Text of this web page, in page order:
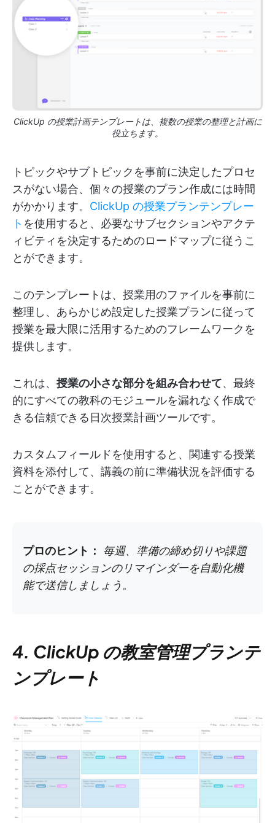
ClickUp の授業計画テンプレートは、複数の授業の整理と計画に
役立ちます。
トピックやサブトピックを事前に決定したプロセ
スがない場合、個々の授業のプラン作成には時間
がかかります。 ClickUp の授業プランテンプレー
ト を使用すると、必要なサブセクションやアクテ
ィビティを決定するためのロードマップに従うこ
とができます。
このテンプレートは、授業用のファイルを事前に
整理し、あらかじめ設定した授業プランに従って
授業を最大限に活用するためのフレームワークを
提供します。
これは、 授業の小さな部分を組み合わせて、最終
的にすべての教科のモジュールを漏れなく作成で
きる信頼できる日次授業計画ツールです。
カスタムフィールドを使用すると、関連する授業
資料を添付して、講義の前に準備状況を評価する
ことができます。
プロのヒント：
毎週、準備の締め切りや課題
の採点セッションのリマインダーを自動化機
能で送信しましょう。
4. ClickUp の教室管理プランテ
ンプレート